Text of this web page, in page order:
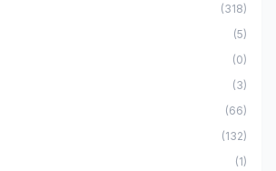
(318)
(5)
(0)
(3)
(66)
(132)
(1)